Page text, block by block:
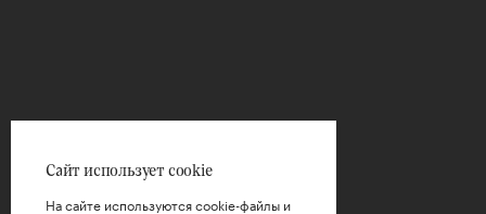
Сайт использует cookie
На сайте используются cookie-файлы и